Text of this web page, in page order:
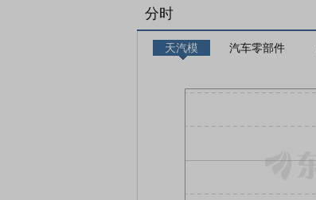
分时
天汽模 汽车零部件